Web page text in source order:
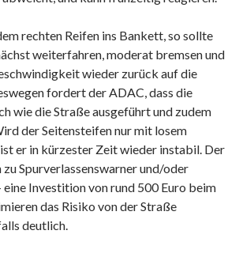
rechten Reifen ins Bankett, so sollte
weiterfahren, moderat bremsen und
wieder zurück auf die
fordert der ADAC, dass die
wie die Straße ausgeführt und zudem
der Seitensteifen nur mit losem
er in kürzester Zeit wieder instabil. Der
Spurverlassenswarner und/oder
eine Investition von rund 500 Euro beim
das Risiko von der Straße
deutlich.